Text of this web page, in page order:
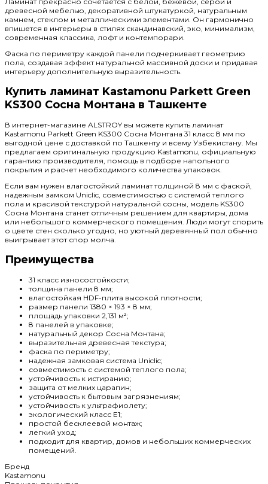
древесной мебелью, декоративной штукатуркой, натуральным
камнем, стеклом и металлическими элементами. Он гармонично
впишется в интерьеры в стилях скандинавский, эко, минимализм,
современная классика, лофт и контемпорари.
Фаска по периметру каждой панели подчеркивает геометрию
пола, создавая эффект натуральной массивной доски и придавая
интерьеру дополнительную выразительность.
Купить ламинат Kastamonu Parkett Green
KS300 Сосна Монтана в Ташкенте
В интернет-магазине ALSTROY вы можете купить ламинат
Kastamonu Parkett Green KS300 Сосна Монтана 31 класс 8 мм по
выгодной цене с доставкой по Ташкенту и всему Узбекистану. Мы
предлагаем оригинальную продукцию Kastamonu, официальную
гарантию производителя, помощь в подборе напольного
покрытия и расчет необходимого количества упаковок.
Если вам нужен влагостойкий ламинат толщиной 8 мм с фаской,
надежным замком Uniclic, совместимостью с системой теплого
пола и красивой текстурой натуральной сосны, модель KS300
Сосна Монтана станет отличным решением для квартиры, дома
или небольшого коммерческого помещения. Люди могут спорить
о цвете стен сколько угодно, но уютный деревянный пол обычно
выигрывает этот спор молча.
Преимущества
31 класс износостойкости;
толщина панели 8 мм;
влагостойкая HDF-плита высокой плотности;
размер панели 1380 × 193 × 8 мм;
площадь упаковки 2,131 м²;
8 панелей в упаковке;
натуральный декор Сосна Монтана;
выразительная древесная текстура;
фаска по периметру;
надежная замковая система Uniclic;
совместимость с системой теплого пола;
устойчивость к истиранию;
защита от мелких царапин;
устойчивость к бытовым загрязнениям;
устойчивость к ультрафиолету;
экологический класс E1;
простой бесклеевой монтаж;
легкий уход;
подходит для квартир, домов и небольших коммерческих
помещений.
Бренд
Kastamonu